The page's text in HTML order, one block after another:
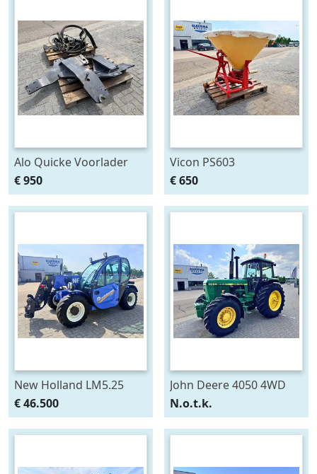
Alo Quicke Voorlader
aanbouwdelen T6000
Delta
€ 950
Vicon PS603
Pendelstrooier
€ 650
New Holland LM5.25
Verreiker
€ 46.500
John Deere 4050 4WD
N.o.t.k.